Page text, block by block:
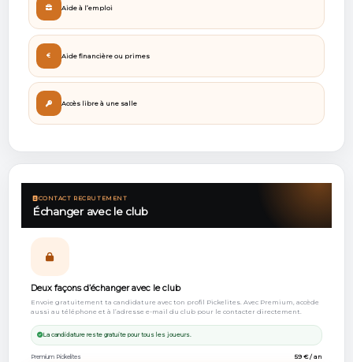
Aide à l’emploi
Aide financière ou primes
Accès libre à une salle
CONTACT RECRUTEMENT
Échanger avec le club
Deux façons d’échanger avec le club
Envoie gratuitement ta candidature avec ton profil Pickelites. Avec Premium, accède
aussi au téléphone et à l’adresse e-mail du club pour le contacter directement.
La candidature reste gratuite pour tous les joueurs.
Premium Pickelites 59 € / an